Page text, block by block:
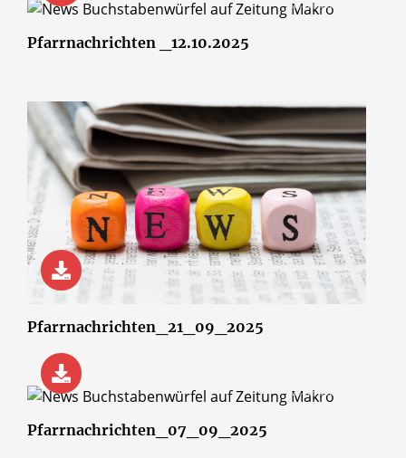
© wsf-sh/Shotshop.com
Pfarrnachrichten _12.10.2025
© wsf-sh/Shotshop.com
Pfarrnachrichten_21_09_2025
© wsf-sh/Shotshop.com
Pfarrnachrichten_07_09_2025